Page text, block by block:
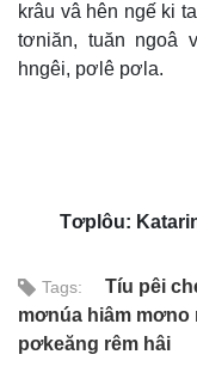
krâu vâ hên ngế ki
tơniăn, tuăn ngoâ
hngêi, pơlê pơla.
Tơplôu:
Tags:
Tíu pêi
mơnúa hiâm mơno
pơkeăng rêm hâi